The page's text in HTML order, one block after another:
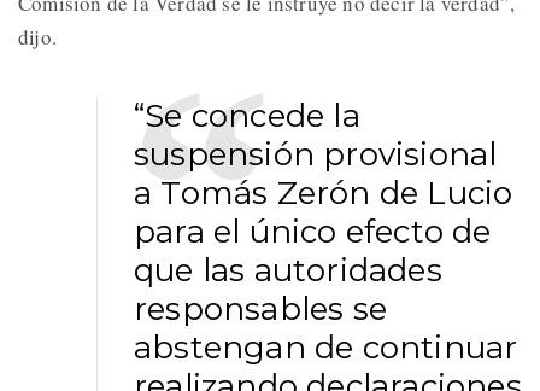
dijo.
“Se concede la
suspensión provisional
a Tomás Zerón de Lucio
para el único efecto de
que las autoridades
responsables se
abstengan de continuar